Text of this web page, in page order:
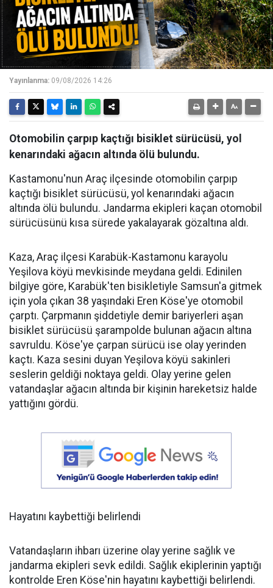
Yayınlanma: 09/08/2026 14:26
Otomobilin çarpıp kaçtığı bisiklet sürücüsü, yol
kenarındaki ağacın altında ölü bulundu.
Kastamonu'nun Araç ilçesinde otomobilin çarpıp
kaçtığı bisiklet sürücüsü, yol kenarındaki ağacın
altında ölü bulundu. Jandarma ekipleri kaçan otomobil
sürücüsünü kısa sürede yakalayarak gözaltına aldı.
Kaza, Araç ilçesi Karabük-Kastamonu karayolu
Yeşilova köyü mevkisinde meydana geldi. Edinilen
bilgiye göre, Karabük'ten bisikletiyle Samsun'a gitmek
için yola çıkan 38 yaşındaki Eren Köse'ye otomobil
çarptı. Çarpmanın şiddetiyle demir bariyerleri aşan
bisiklet sürücüsü şarampolde bulunan ağacın altına
savruldu. Köse'ye çarpan sürücü ise olay yerinden
kaçtı. Kaza sesini duyan Yeşilova köyü sakinleri
seslerin geldiği noktaya geldi. Olay yerine gelen
vatandaşlar ağacın altında bir kişinin hareketsiz halde
yattığını gördü.
Hayatını kaybettiği belirlendi
Vatandaşların ihbarı üzerine olay yerine sağlık ve
jandarma ekipleri sevk edildi. Sağlık ekiplerinin yaptığı
kontrolde Eren Köse'nin hayatını kaybettiği belirlendi.